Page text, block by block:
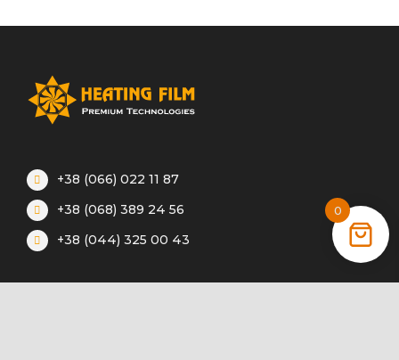
+38 (066) 022 11 87
+38 (068) 389 24 56
+38 (044) 325 00 43
0